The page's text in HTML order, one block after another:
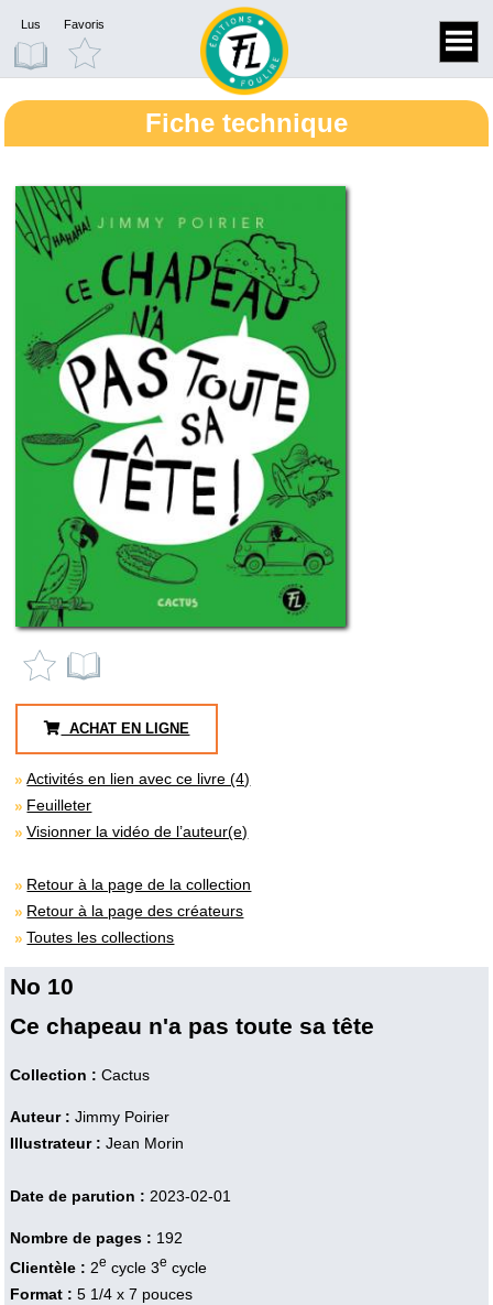
Lus Favoris
Fiche technique
ACHAT EN LIGNE
Activités en lien avec ce livre (4)
Feuilleter
Visionner la vidéo de l’auteur(e)
Retour à la page de la collection
Retour à la page des créateurs
Toutes les collections
No 10
Ce chapeau n'a pas toute sa tête
Collection : Cactus
Auteur : Jimmy Poirier
Illustrateur : Jean Morin
Date de parution : 2023-02-01
Nombre de pages : 192
Clientèle : 2e cycle 3e cycle
Format : 5 1/4 x 7 pouces